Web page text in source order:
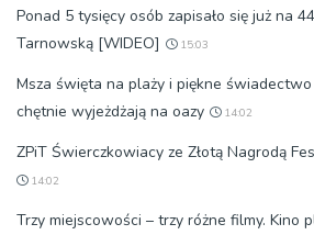
Ponad 5 tysięcy osób zapisało się już na
Tarnowską [WIDEO]
15:03
Msza święta na plaży i piękne świadectwo
chętnie wyjeżdżają na oazy
14:02
ZPiT Świerczkowiacy ze Złotą Nagrodą
14:02
Trzy miejscowości – trzy różne filmy. Kino